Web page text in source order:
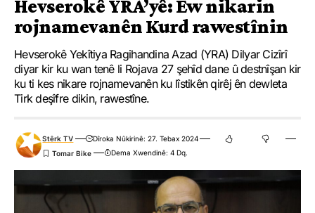
Hevserokê YRA’yê: Ew nikarin
rojnamevanên Kurd rawestînin
Hevserokê Yekîtiya Ragihandina Azad (YRA) Dilyar Cizîrî
diyar kir ku wan tenê li Rojava 27 şehîd dane û destnîşan kir
ku ti kes nikare rojnamevanên ku lîstikên qirêj ên dewleta
Tirk deşîfre dikin, rawestîne.
Stêrk TV
Dîroka Nûkirinê: 27. Tebax 2024
Dema Xwendinê: 4 Dq.